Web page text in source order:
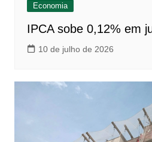
Economia
IPCA sobe 0,12% em
10 de julho de 2026